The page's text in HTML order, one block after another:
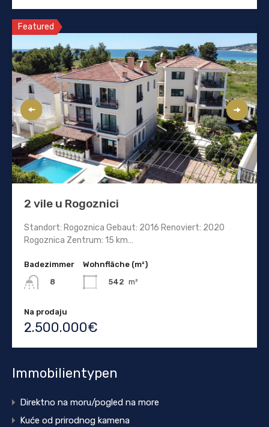
Featured
2 vile u Rogoznici
Standort: Rogoznica Gebaut: 2016 Renoviert: 2020
Rogoznica Zentrum: 15 km…
Badezimmer
8
Wohnfläche (m²)
542 m²
Na prodaju
2.500.000€
Immobilientypen
Direktno na moru/pogled na more
Kuće od prirodnog kamena